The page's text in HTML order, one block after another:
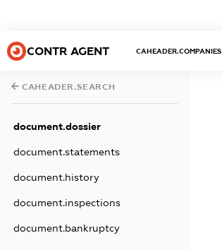
CONTR AGENT CAHEADER.COMPANIES
CAHEADER.SEARCH
document.dossier
document.statements
document.history
document.inspections
document.bankruptcy